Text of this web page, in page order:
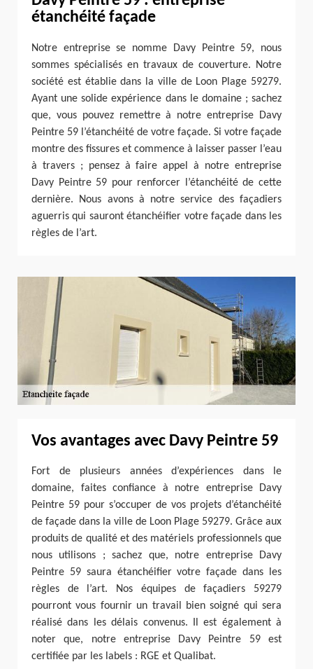
étanchéité façade
Notre entreprise se nomme Davy Peintre 59, nous
sommes spécialisés en travaux de couverture. Notre
société est établie dans la ville de Loon Plage 59279.
Ayant une solide expérience dans le domaine ; sachez
que, vous pouvez remettre à notre entreprise Davy
Peintre 59 l’étanchéité de votre façade. Si votre façade
montre des fissures et commence à laisser passer l’eau
à travers ; pensez à faire appel à notre entreprise
Davy Peintre 59 pour renforcer l’étanchéité de cette
dernière. Nous avons à notre service des façadiers
aguerris qui sauront étanchéifier votre façade dans les
règles de l’art.
Vos avantages avec Davy Peintre 59
Fort de plusieurs années d’expériences dans le
domaine, faites confiance à notre entreprise Davy
Peintre 59 pour s’occuper de vos projets d’étanchéité
de façade dans la ville de Loon Plage 59279. Grâce aux
produits de qualité et des matériels professionnels que
nous utilisons ; sachez que, notre entreprise Davy
Peintre 59 saura étanchéifier votre façade dans les
règles de l’art. Nos équipes de façadiers 59279
pourront vous fournir un travail bien soigné qui sera
réalisé dans les délais convenus. Il est également à
noter que, notre entreprise Davy Peintre 59 est
certifiée par les labels : RGE et Qualibat.